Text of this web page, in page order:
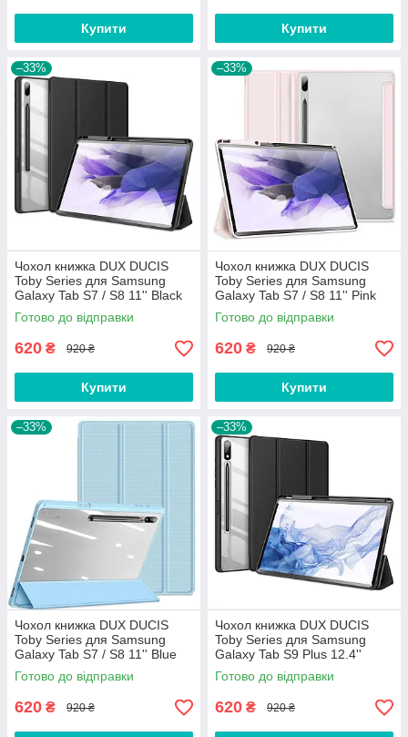
Купити Купити
–33%
Чохол книжка DUX DUCIS
Toby Series для Samsung
Galaxy Tab S7 / S8 11'' Black
Готово до відправки
620 ₴ 920 ₴
Купити
–33%
Чохол книжка DUX DUCIS
Toby Series для Samsung
Galaxy Tab S7 / S8 11'' Pink
Готово до відправки
620 ₴ 920 ₴
Купити
–33%
Чохол книжка DUX DUCIS
Toby Series для Samsung
Galaxy Tab S7 / S8 11'' Blue
Готово до відправки
620 ₴ 920 ₴
–33%
Чохол книжка DUX DUCIS
Toby Series для Samsung
Galaxy Tab S9 Plus 12.4''
X810/X816B Black
Готово до відправки
620 ₴ 920 ₴